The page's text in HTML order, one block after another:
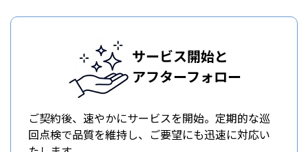
サービス開始と
アフターフォロー
ご契約後、速やかにサービスを開始。定期的な巡
回点検で品質を維持し、ご要望にも迅速に対応い